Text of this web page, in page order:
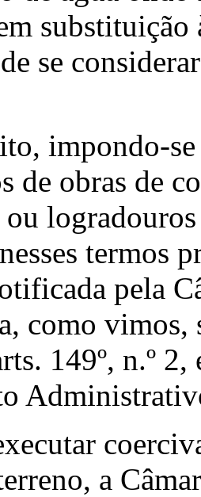
se
impondo-
de obras de
ou
termos
pela
como
149º, n.º
a